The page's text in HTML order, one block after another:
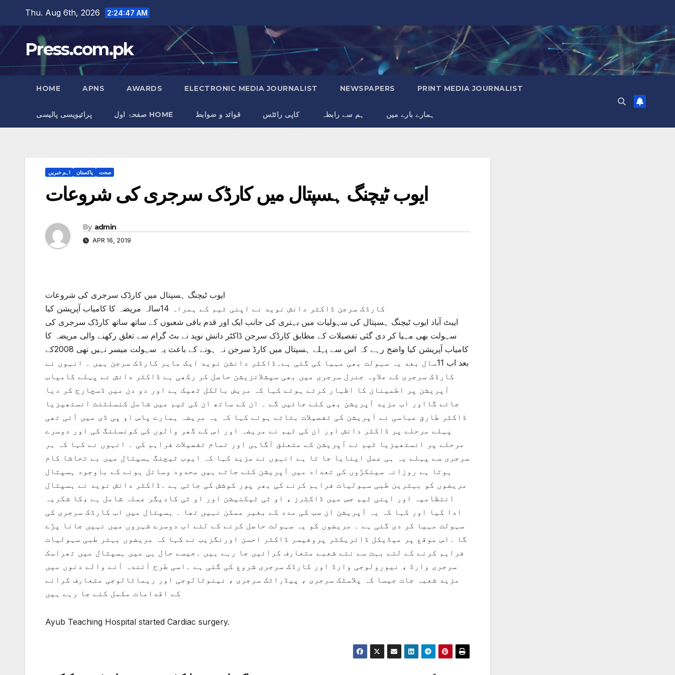
content
Thu. Aug 6th, 2026 2:24:47 AM
Press.com.pk
HOME APNS AWARDS ELECTRONIC MEDIA JOURNALIST NEWSPAPERS PRINT MEDIA JOURNALIST
پرائیویسی پالیسی صفحۂ اول HOME قوائد و ضوابط کاپی رائٹس ہم سے رابطہ ہمارے بارے میں
اہم خبریں پاکستان صحت
ایوب ٹیچنگ ہسپتال میں کارڈک سرجری کی شروعات
By admin
APR 16, 2019
ایوب ٹیچنگ ہسپتال میں کارڈک سرجری کی شروعات
کارڈک سرجن ڈاکٹر دانش نوید نے اپنی ٹیم کے ہمراہ 14سالہ مریضہ کا کامیاب آپریشن کیا
ایبٹ آباد ایوب ٹیچنگ ہسپتال کی سہولیات میں بہتری کی جانب ایک اور قدم باقی شعبوں کے ساتھ ساتھ کارڈک سرجری کی
سہولت بھی مہیا کر دی گئی تفصیلات کے مطابق کارڈک سرجن ڈاکٹر دانش نوید نے بٹ گرام سے تعلق رکھنے والی مریضہ کا
کامیاب آپریشن کیا واضح رہے کہ اس سے پہلے ہسپتال میں کارڈ سرجن نہ ہونے کے باعث یہ سہولت میسر نہیں تھی 2008کے
بعد اب 11سال بعد یہ سہولت بھی مہیا کی گئی ہے۔ڈاکٹر دانشن نوید ایک ماہر کارڈک سرجن ہیں ۔ انہوں نے
کارڈک سرجری کے علاوہ جنرل سرجری میں بھی سپشلائزیشن حاصل کر رکھی ہے ڈاکٹر دانش نے پہلے کامیاب
آپریشن پر اطمینان کا اظہار کرتے ہوئے کہا کہ مریض بالکل ٹھیک ہے اور دو دن میں ڈسچارج کر دیا
جائے گااور اب مزید آپریشن بھی کئے جائیں گے ۔ ان کے ساتھ ان کی ٹیم میں شامل کنسلٹنٹ انستھیزیا
ڈاکٹر طارق عباسی نے آپریشن کی تفصیلات بتاتے ہوئے کہا کہ یہ مریضہ ہمارے پاس او پی ڈی میں آئی تھی
پہلے مرحلے پر ڈاکٹر دانش اور ان کی ٹیم نے مریضہ اور اس کے گھر والوں کی کونسلنگ کی اور دوسرے
مرحلے پر انستھیزیا ٹیم نے آپریشن کے متعلق آگاہی اور تمام تفصیلات فراہم کی ۔ انہوں نے کہا کہ ہر
سرجری سے پہلے یہ ہی عمل اپنایا جا تا ہے انہوں نے مزید کہا کہ ایوب ٹیچنگ ہسپتال میں بے تحاشا کام
ہوتا ہے روزانہ سینکڑوں کی تعداد میں آپریشن کئے جاتے ہیں محدود وسائل ہونے کے باوجود ہسپتال
مریضوں کو بہترین طبی سہولیات فراہم کرنے کی بھر پور کوشش کی جاتی ہے ۔ڈاکٹر دانش نوید نے ہسپتال
انتظامیہ اور اپنی ٹیم جس میں ڈاکٹرز ، او ٹی ٹیکنیشن اور او ٹی کادیگر عملہ شامل ہے ،کا شکریہ
ادا کیا اور کہا کہ یہ آپریشن ان سب کی مدد کے بغیر ممکن نہیں تھا ۔ ہسپتال میں اب کارڈک سرجری کی
سہولت مہیا کر دی گئی ہے ۔ مریضوں کو یہ سہولت حاصل کرنے کے لئے اب دوسرے شہروں میں نہیں جانا پڑے
گا ۔اس موقع پر میڈیکل ڈائریکٹر پروفیسر ڈاکٹر احسن اورنگزیب نے کہا کہ مریضوں بہتر طبی سہولیات
فراہم کرنے کے لئے بہت سے نئے شعبے متعارف کرائیں جا رہے ہیں ۔جیسے حال ہی میں ہسپتال میں تھراسک
سرجری وارڈ ، نیورولوجی وارڈ اور کارڈک سرجری شروع کی گئی ہے ۔اسی طرح آئندہ آنے والے دنوں میں
مزید شعبہ جات جیسا کہ پلاسٹک سرجری ، پیڈراٹک سرجری ، نینوٹالوجی اور ریماٹالوجی متعارف کرانے
کے اقدامات مکمل کئے جا رہے ہیں
Ayub Teaching Hospital started Cardiac surgery.